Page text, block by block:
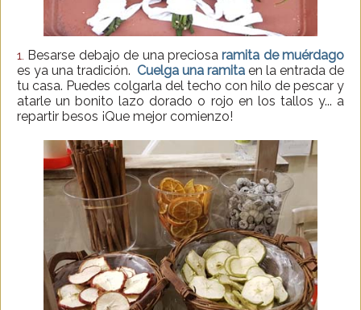
1. Besarse debajo de una preciosaramita de muérdago
es ya una tradición. Cuelga una ramita en la entrada de
tu casa. Puedes colgarla del techo con hilo de pescar y
atarle un bonito lazo dorado o rojo en los tallos y... a
repartir besos ¡Que mejor comienzo!